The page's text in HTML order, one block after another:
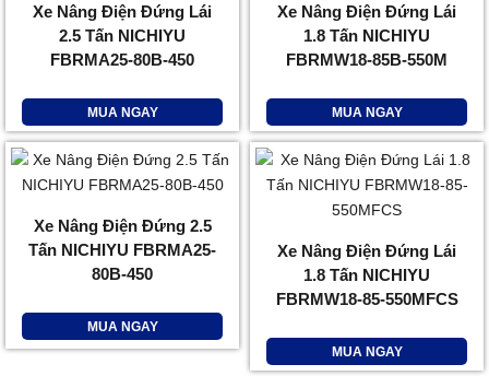
Xe Nâng Điện Đứng Lái
2.5 Tấn NICHIYU
FBRMA25-80B-450
MUA NGAY
Xe Nâng Điện Đứng Lái
1.8 Tấn NICHIYU
FBRMW18-85B-550M
MUA NGAY
Xe Nâng Điện Đứng 2.5
Tấn NICHIYU FBRMA25-
80B-450
MUA NGAY
Xe Nâng Điện Đứng Lái
1.8 Tấn NICHIYU
FBRMW18-85-550MFCS
MUA NGAY